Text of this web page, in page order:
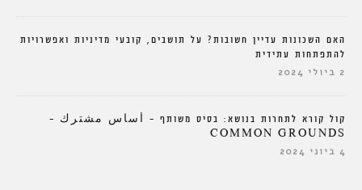
האם השכונות עדיין חשובות? על תושבים, קובעי מדיניות ואפשרויות
להתפתחות עתידית
2 ביולי 2024
קול קורא לתחרות בנושא: בסיס משותף – أساس مشترك –
COMMON GROUNDS
4 ביוני 2024